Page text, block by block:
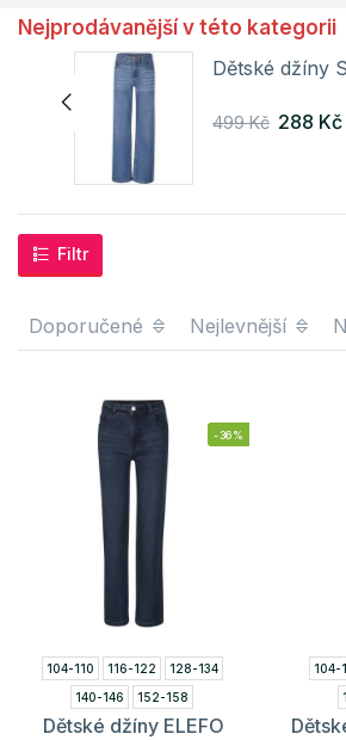
Nejprodávanější v této kategorii
Dětské džíny
499 Kč 288 Kč
Filtr
Doporučené Nejlevnější
-36%
104-110 116-122
128-134
140-146
152-158
Dětské džíny ELEFO
104-